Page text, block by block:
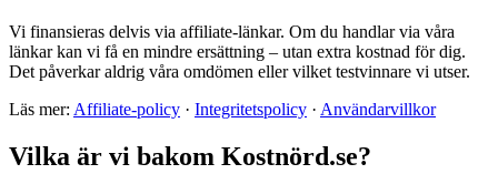
Vi finansieras delvis via affiliate-länkar. Om du handlar via våra
länkar kan vi få en mindre ersättning – utan extra kostnad för dig.
Det påverkar aldrig våra omdömen eller vilket testvinnare vi utser.
Läs mer: Affiliate-policy · Integritetspolicy · Användarvillkor
Vilka är vi bakom Kostnörd.se?